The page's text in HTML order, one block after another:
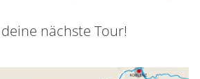
nächste Tour!